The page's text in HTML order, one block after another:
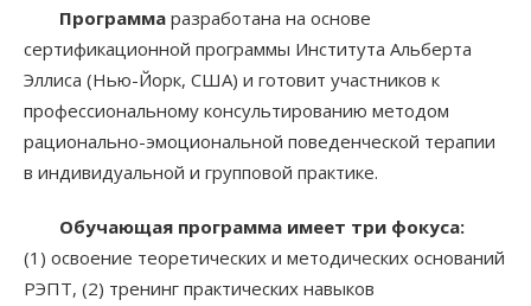
Программа разработана на основе
сертификационной программы Института Альберта
Эллиса (Нью-Йорк, США) и готовит участников к
профессиональному консультированию методом
рационально-эмоциональной поведенческой терапии
в индивидуальной и групповой практике.
Обучающая программа имеет три фокуса:
(1) освоение теоретических и методических оснований
РЭПТ, (2) тренинг практических навыков